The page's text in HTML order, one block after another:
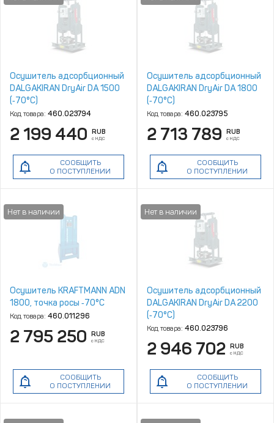
Осушитель адсорбционный
DALGAKIRAN DryAir DA 1500
(‑70°C)
Код товара: 460.023794
2 199 440 RUB
с НДС
СООБЩИТЬ
О ПОСТУПЛЕНИИ
Осушитель адсорбционный
DALGAKIRAN DryAir DA 1800
(‑70°C)
Код товара: 460.023795
2 713 789 RUB
с НДС
СООБЩИТЬ
О ПОСТУПЛЕНИИ
Осушитель KRAFTMANN ADN
1800, точка росы ‑70°С
Код товара: 460.011296
2 795 250 RUB
с НДС
СООБЩИТЬ
О ПОСТУПЛЕНИИ
Осушитель адсорбционный
DALGAKIRAN DryAir DA 2200
(‑70°C)
Код товара: 460.023796
2 946 702 RUB
с НДС
СООБЩИТЬ
О ПОСТУПЛЕНИИ